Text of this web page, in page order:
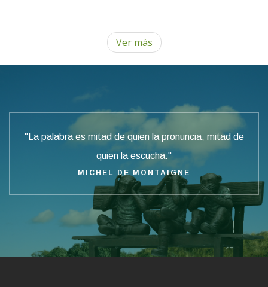
Ver más
"La palabra es mitad de quien la pronuncia, mitad de
quien la escucha."
MICHEL DE MONTAIGNE